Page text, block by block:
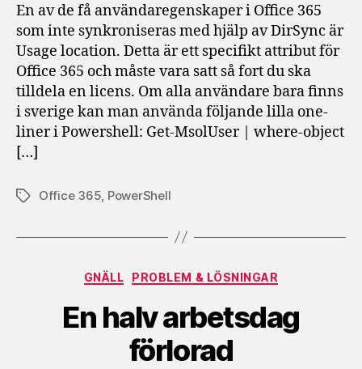
En av de få användaregenskaper i Office 365
som inte synkroniseras med hjälp av DirSync är
Usage location. Detta är ett specifikt attribut för
Office 365 och måste vara satt så fort du ska
tilldela en licens. Om alla användare bara finns
i sverige kan man använda följande lilla one-
liner i Powershell: Get-MsolUser | where-object
[…]
EtiketterOffice 365 PowerShell
Kategorier
GNÄLL PROBLEM & LÖSNINGAR
En halv arbetsdag
förlorad